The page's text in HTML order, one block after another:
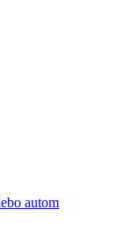
autom